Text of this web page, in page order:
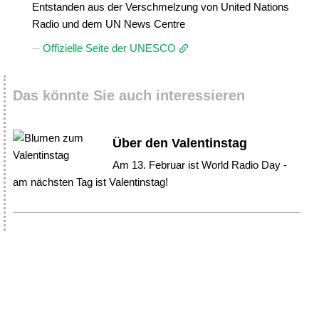
Entstanden aus der Verschmelzung von United Nations
Radio und dem UN News Centre
Offizielle Seite der UNESCO
Das könnte Sie auch interessieren
Über den Valentinstag
Am 13. Februar ist World Radio Day -
am nächsten Tag ist Valentinstag!